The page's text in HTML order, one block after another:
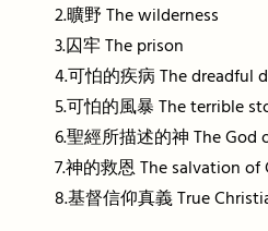
2.曠野 The wilderness
3.囚牢 The prison
4.可怕的疾病 The dreadful
5.可怕的風暴 The terrible
6.聖經所描述的神 The God
7.神的救恩 The salvation of
8.基督信仰真義 True